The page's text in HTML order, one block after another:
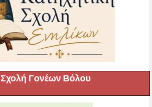
Σχολή Γονέων Βόλου